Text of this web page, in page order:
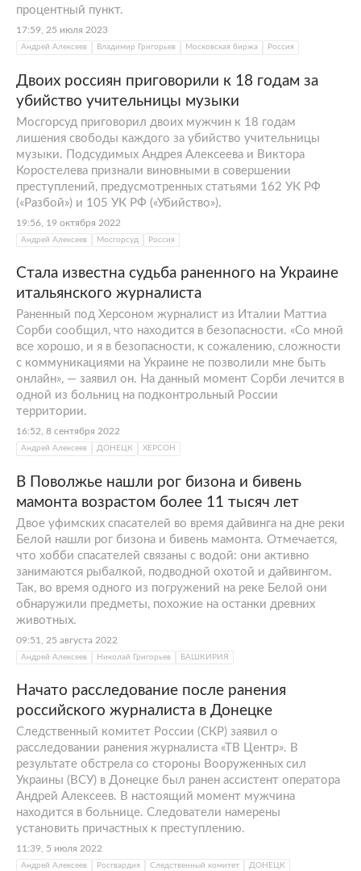
процентный пункт.
17:59, 25 июля 2023
Андрей Алексеев Владимир Григорьев Московская биржа Россия
Двоих россиян приговорили к 18 годам за
убийство учительницы музыки
Мосгорсуд приговорил двоих мужчин к 18 годам
лишения свободы каждого за убийство учительницы
музыки. Подсудимых Андрея Алексеева и Виктора
Коростелева признали виновными в совершении
преступлений, предусмотренных статьями 162 УК РФ
(«Разбой») и 105 УК РФ («Убийство»).
19:56, 19 октября 2022
Андрей Алексеев Мосгорсуд Россия
Стала известна судьба раненного на Украине
итальянского журналиста
Раненный под Херсоном журналист из Италии Маттиа
Сорби сообщил, что находится в безопасности. «Со мной
все хорошо, и я в безопасности, к сожалению, сложности
с коммуникациями на Украине не позволили мне быть
онлайн», — заявил он. На данный момент Сорби лечится в
одной из больниц на подконтрольный России
территории.
16:52, 8 сентября 2022
Андрей Алексеев ДОНЕЦК ХЕРСОН
В Поволжье нашли рог бизона и бивень
мамонта возрастом более 11 тысяч лет
Двое уфимских спасателей во время дайвинга на дне реки
Белой нашли рог бизона и бивень мамонта. Отмечается,
что хобби спасателей связаны с водой: они активно
занимаются рыбалкой, подводной охотой и дайвингом.
Так, во время одного из погружений на реке Белой они
обнаружили предметы, похожие на останки древних
животных.
09:51, 25 августа 2022
Андрей Алексеев Николай Григорьев БАШКИРИЯ
Начато расследование после ранения
российского журналиста в Донецке
Следственный комитет России (СКР) заявил о
расследовании ранения журналиста «ТВ Центр». В
результате обстрела со стороны Вооруженных сил
Украины (ВСУ) в Донецке был ранен ассистент оператора
Андрей Алексеев. В настоящий момент мужчина
находится в больнице. Следователи намерены
установить причастных к преступлению.
11:39, 5 июля 2022
Андрей Алексеев Росгвардия Следственный комитет ДОНЕЦК